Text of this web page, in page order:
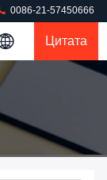
0086-21-57450666
Цитата